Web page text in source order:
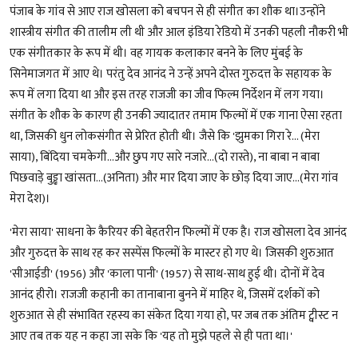
पंजाब के गांव से आए राज खोसला को बचपन से ही संगीत का शौक था।उन्होंने
शास्त्रीय संगीत की तालीम ली थी और आल इंडिया रेडियो में उनकी पहली नौकरी भी
एक संगीतकार के रूप में थी। वह गायक कलाकार बनने के लिए मुंबई के
सिनेमाजगत में आए थे। परंतु देव आनंद ने उन्हें अपने दोस्त गुरुदत्त के सहायक के
रूप में लगा दिया था और इस तरह राजजी का जीव फिल्म निर्देशन में लग गया।
संगीत के शौक के कारण ही उनकी ज्यादातर तमाम फिल्मों में एक गाना ऐसा रहता
था, जिसकी धुन लोकसंगीत से प्रेरित होती थी। जैसे कि 'झुमका गिरा रे... (मेरा
साया), बिंदिया चमकेगी...और छुप गए सारे नजारे...(दो रास्ते), ना बाबा न बाबा
पिछवाड़े बुड्ढा खांसता...(अनिता) और मार दिया जाए के छोड़ दिया जाए...(मेरा गांव
मेरा देश)।
'मेरा साया' साधना के कैरियर की बेहतरीन फिल्मों में एक है। राज खोसला देव आनंद
और गुरुदत्त के साथ रह कर सस्पेंस फिल्मों के मास्टर हो गए थे। जिसकी शुरुआत
'सीआईडी' (1956) और 'काला पानी' (1957) से साथ-साथ हुई थी। दोनों में देव
आनंद हीरो। राजजी कहानी का तानाबाना बुनने में माहिर थे, जिसमें दर्शकों को
शुरुआत से ही संभावित रहस्य का संकेत दिया गया हो, पर जब तक अंतिम ट्वीस्ट न
आए तब तक यह न कहा जा सके कि 'यह तो मुझे पहले से ही पता था।'